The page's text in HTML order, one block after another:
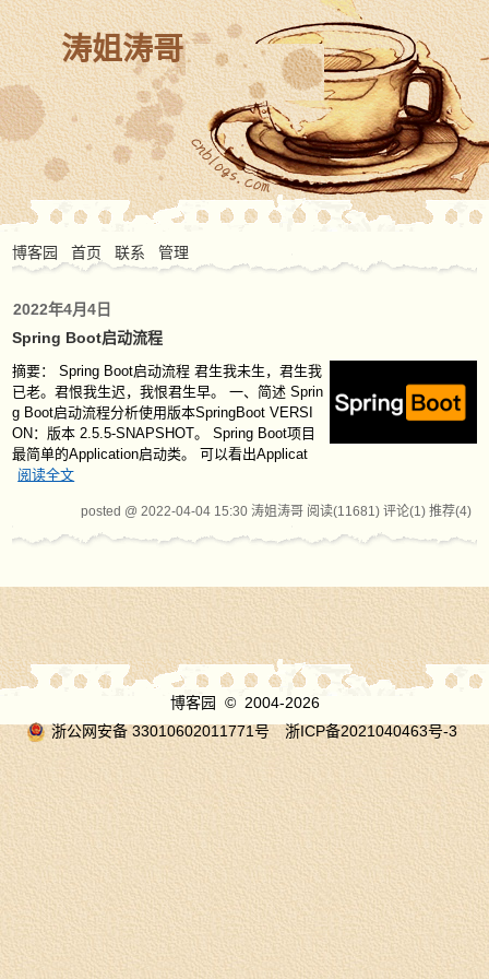
涛姐涛哥
博客园 首页 联系 管理
2022年4月4日
Spring Boot启动流程
摘要：Spring Boot启动流程 君生我未生，君生我
已老。君恨我生迟，我恨君生早。 一、简述 Sprin
g Boot启动流程分析使用版本SpringBoot VERSI
ON：版本 2.5.5-SNAPSHOT。 Spring Boot项目
最简单的Application启动类。 可以看出Applicat
阅读全文
posted @ 2022-04-04 15:30 涛姐涛哥 阅读(11681) 评论(1) 推荐(4)
博客园
© 2004-2026
浙公网安备 33010602011771号
浙ICP备2021040463号-3